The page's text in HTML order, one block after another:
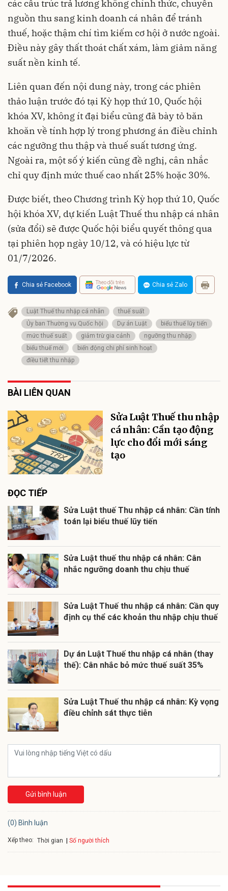
các cấu trúc trả lương không chính thức, chuyển
nguồn thu sang kinh doanh cá nhân để tránh
thuế, hoặc thậm chí tìm kiếm cơ hội ở nước ngoài.
Điều này gây thất thoát chất xám, làm giảm năng
suất nền kinh tế.
Liên quan đến nội dung này, trong các phiên
thảo luận trước đó tại Kỳ họp thứ 10, Quốc hội
khóa XV, không ít đại biểu cũng đã bày tỏ băn
khoăn về tính hợp lý trong phương án điều chỉnh
các ngưỡng thu thập và thuế suất tương ứng.
Ngoài ra, một số ý kiến cũng đề nghị, cân nhắc
chỉ quy định mức thuế cao nhất 25% hoặc 30%.
Được biết, theo Chương trình Kỳ họp thứ 10, Quốc
hội khóa XV, dự kiến Luật Thuế thu nhập cá nhân
(sửa đổi) sẽ được Quốc hội biểu quyết thông qua
tại phiên họp ngày 10/12, và có hiệu lực từ
01/7/2026.
Chia sẻ Facebook Theo dõi trên Chia sẻ Zalo
Luật Thuế thu nhập cá nhân
thuế suất
Ủy ban Thường vụ Quốc hội
Dự án Luật
biểu thuế lũy tiến
mức thuế suất
giảm trừ gia cảnh
ngưỡng thu nhập
biểu thuế mới
biến động chi phí sinh hoạt
điều tiết thu nhập
BÀI LIÊN QUAN
Sửa Luật Thuế thu nhập
cá nhân: Cần tạo động
lực cho đổi mới sáng
tạo
ĐỌC TIẾP
Sửa Luật thuế Thu nhập cá nhân: Cần tính
toán lại biểu thuế lũy tiến
Sửa Luật thuế thu nhập cá nhân: Cân
nhắc ngưỡng doanh thu chịu thuế
Sửa Luật Thuế thu nhập cá nhân: Cần quy
định cụ thể các khoản thu nhập chịu thuế
Dự án Luật Thuế thu nhập cá nhân (thay
thế): Cân nhắc bỏ mức thuế suất 35%
Sửa Luật Thuế thu nhập cá nhân: Kỳ vọng
điều chỉnh sát thực tiễn
Gửi bình luận
(0) Bình luận
Xếp theo: Thời gian Số người thích